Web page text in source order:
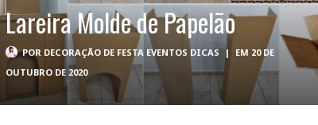
Lareira Molde de Papelão
POR DECORAÇÃO DE FESTA EVENTOS DICAS |
EM 20 DE
OUTUBRO DE 2020